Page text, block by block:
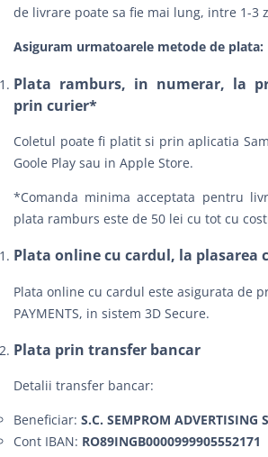
de livrare poate sa fie mai lung, intre 1-3
Asiguram urmatoarele metode de plata:
Plata ramburs, in numerar, la
prin curier*
Coletul poate fi platit si prin aplicatia
Goole Play sau in Apple Store.
*Comanda minima acceptata pentru
plata ramburs este de 50 lei cu tot cu
Plata online cu cardul, la plasarea
Plata online cu cardul este asigurata de
PAYMENTS, in sistem 3D Secure.
Plata prin transfer bancar
Detalii transfer bancar:
Beneficiar: S.C. SEMPROM ADVERTISING
Cont IBAN: RO89INGB0000999905552171